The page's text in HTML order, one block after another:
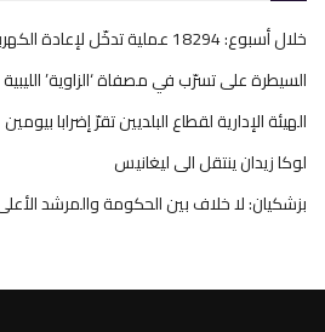
خلال أسبوع: 18294 عملية تدخّل لإعادة الكهرباء في تونس
السيطرة على تسرّب في مصفاة ‘الزاوية’
الهيئة الإدارية لقطاع البلديين تقرّ إضرابا بيومين
لوكا زيدان ينتقل الى ليغانيس
بزشكيان: لا خلاف بين الحكومة والمرشد